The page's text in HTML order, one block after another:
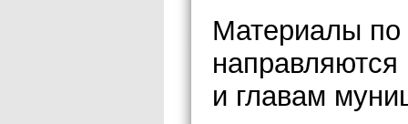
Материалы по
и главам